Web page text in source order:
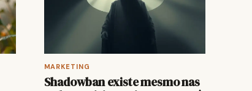
MARKETING
Shadowban existe mesmo nas